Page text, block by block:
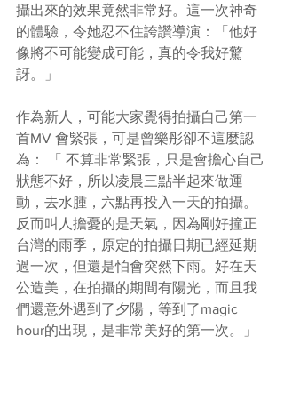
攝出來的效果竟然非常好。這一次神奇
的體驗，令她忍不住誇讚導演：「他好
像將不可能變成可能，真的令我好驚
訝。」
作為新人，可能大家覺得拍攝自己第一
首MV 會緊張，可是曾樂彤卻不這麼認
為： 「 不算非常緊張，只是會擔心自己
狀態不好，所以凌晨三點半起來做運
動，去水腫，六點再投入一天的拍攝。
反而叫人擔憂的是天氣，因為剛好撞正
台灣的雨季，原定的拍攝日期已經延期
過一次，但還是怕會突然下雨。好在天
公造美，在拍攝的期間有陽光，而且我
們還意外遇到了夕陽，等到了magic
hour的出現，是非常美好的第一次。」